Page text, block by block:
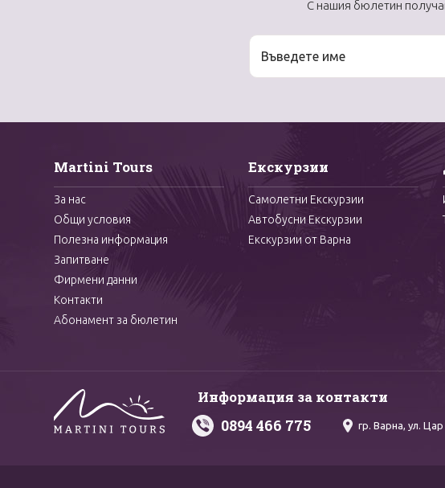
С нашия бюлетин
Martini Tours
За нас
Общи условия
Полезна информация
Запитване
Фирмени данни
Контакти
Абонамент за бюлетин
Екскурзии
Самолетни Екскурзии
Автобусни Екскурзии
Екскурзии от Варна
Информация за контакти
0894 466 775 гр. Варна,ул.